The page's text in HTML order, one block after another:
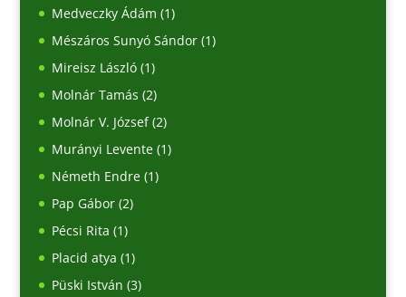
Medveczky Ádám (1)
Mészáros Sunyó Sándor(1)
Mireisz László(1)
Molnár Tamás (2)
Molnár V. József(2)
Murányi Levente(1)
Németh Endre(1)
Pap Gábor(2)
Pécsi Rita (1)
Placid atya (1)
Püski István (3)